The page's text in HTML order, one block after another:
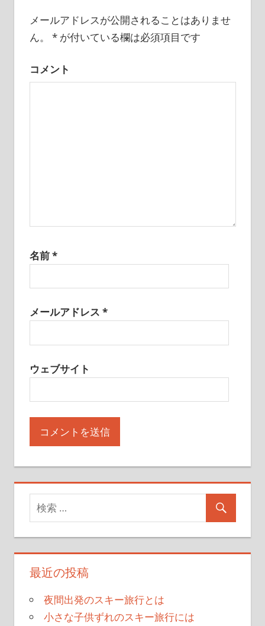
ー
ョ
メールアドレスが公開されることはありませ
ん。
*が付いている欄は必須項目です
コメント
名前*
メールアドレス *
ウェブサイト
最近の投稿
夜間出発のスキー旅行とは
小さな子供ずれのスキー旅行には